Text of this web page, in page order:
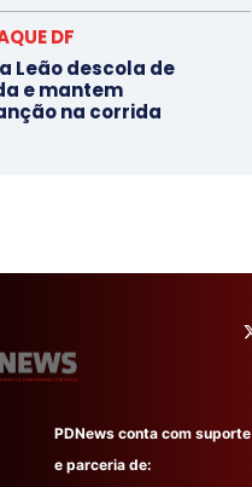
DF
Leão descola de
e mantem
na corrida
PDNews conta com suporte
e parceria de: